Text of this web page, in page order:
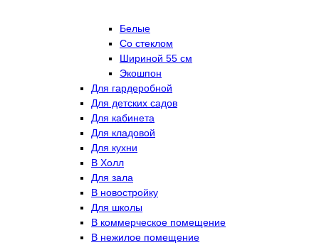
Белые
Со стеклом
Шириной 55 см
Экошпон
Для гардеробной
Для детских садов
Для кабинета
Для кладовой
Для кухни
В Холл
Для зала
В новостройку
Для школы
В коммерческое помещение
В нежилое помещение